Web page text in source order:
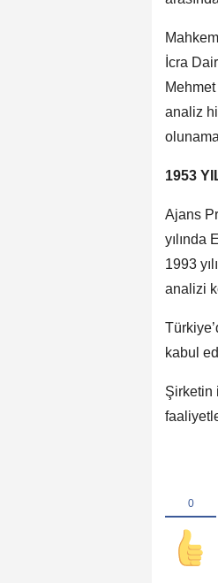
İcra
analiz
1953
Ajans
yılında
1993
analizi
kabul
Şirketin